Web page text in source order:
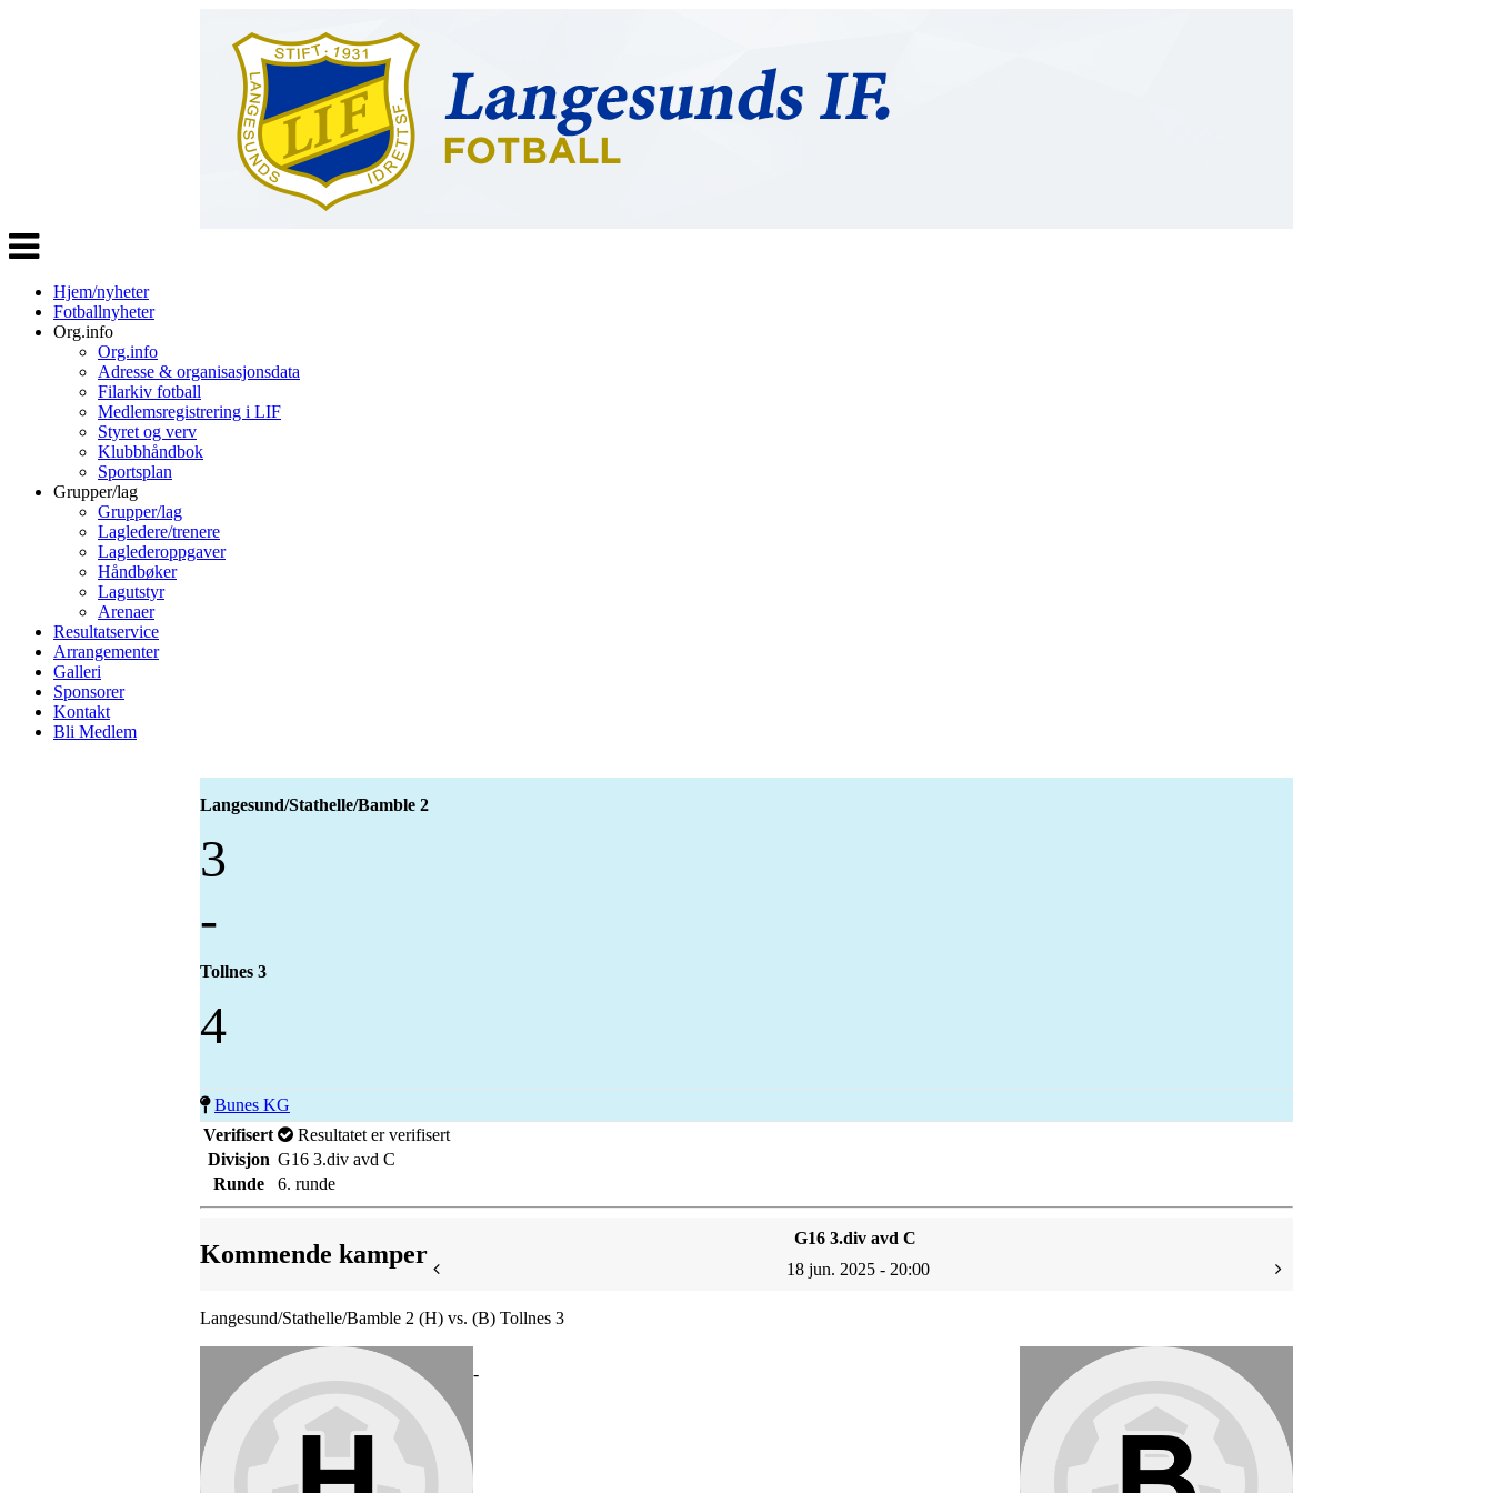
Veksle
navigasjon
Hjem/nyheter
Fotballnyheter
Org.info
Org.info
Adresse & organisasjonsdata
Filarkiv fotball
Medlemsregistrering i LIF
Styret og verv
Klubbhåndbok
Sportsplan
Grupper/lag
Grupper/lag
Lagledere/trenere
Laglederoppgaver
Håndbøker
Lagutstyr
Arenaer
Resultatservice
Arrangementer
Galleri
Sponsorer
Kontakt
Bli Medlem
Langesund/Stathelle/Bamble 2
3
-
Tollnes 3
4
Bunes KG
Verifisert
Resultatet er verifisert
Divisjon G16 3.div avd C
Runde
6. runde
Kommende kamper
G16 3.div avd C
18 jun. 2025 - 20:00
Langesund/Stathelle/Bamble 2 (H) vs. (B) Tollnes 3
-